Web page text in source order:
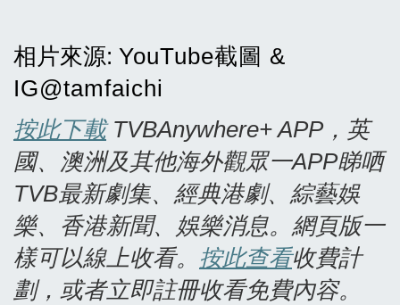
相片來源: YouTube截圖 &
IG@tamfaichi
按此下載TVBAnywhere+ APP ，英
國、澳洲及其他海外觀眾一APP睇哂
TVB最新劇集、經典港劇、綜藝娛
樂、香港新聞、娛樂消息。網頁版一
樣可以線上收看。 按此查看收費計
劃，或者立即註冊收看免費內容。